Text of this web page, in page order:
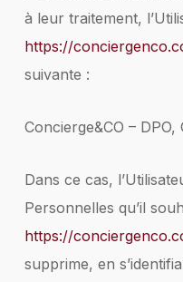
à leur traitement,
https://
suivante :
Concierge&CO –
Dans ce cas,
Personnelles qu’il
https://
supprime, en